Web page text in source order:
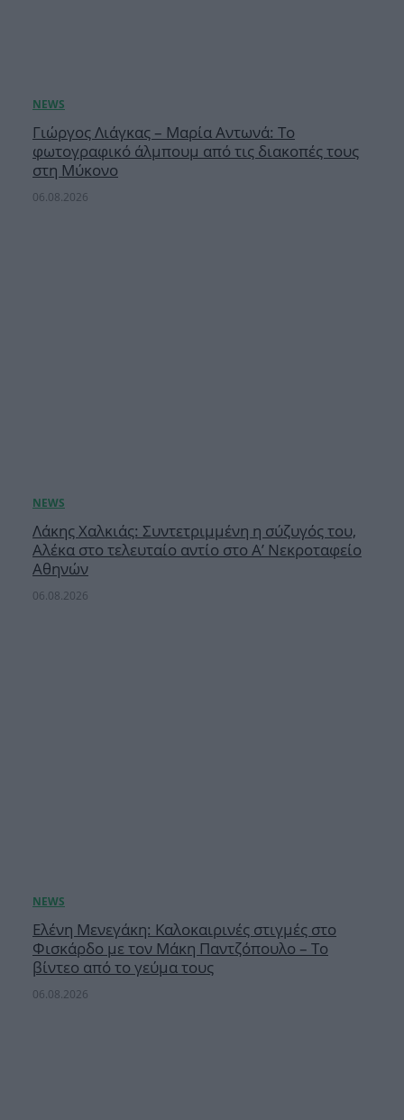
Γιώργος Λιάγκας – Μαρία Αντωνά: Το
φωτογραφικό άλμπουμ από τις διακοπές τους
στη Μύκονο
06.08.2026
Λάκης Χαλκιάς: Συντετριμμένη η σύζυγός του,
Αλέκα στο τελευταίο αντίο στο Α’ Νεκροταφείο
Αθηνών
06.08.2026
Ελένη Μενεγάκη: Καλοκαιρινές στιγμές στο
Φισκάρδο με τον Μάκη Παντζόπουλο – Το
βίντεο από το γεύμα τους
06.08.2026